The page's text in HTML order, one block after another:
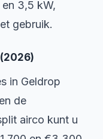
3,5 kW,
gebruik.
in Geldrop
de
airco kunt u